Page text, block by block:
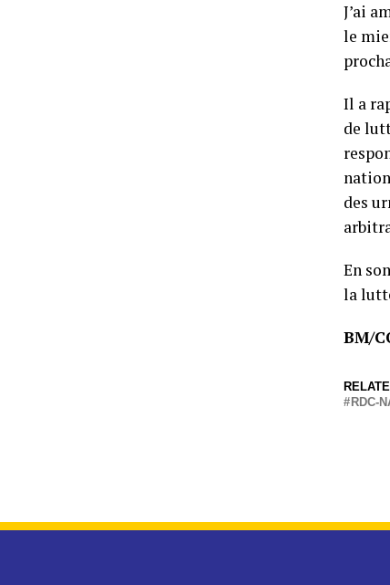
J’ai
le
Il a
de
des
En
la
BM/
RDC-